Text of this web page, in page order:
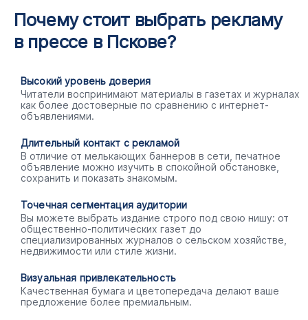
Почему стоит выбрать рекламу
в прессе в Пскове?
Высокий уровень доверия
Читатели воспринимают материалы в газетах и журналах
как более достоверные по сравнению с интернет-
объявлениями.
Длительный контакт с рекламой
В отличие от мелькающих баннеров в сети, печатное
объявление можно изучить в спокойной обстановке,
сохранить и показать знакомым.
Точечная сегментация аудитории
Вы можете выбрать издание строго под свою нишу: от
общественно-политических газет до
специализированных журналов о сельском хозяйстве,
недвижимости или стиле жизни.
Визуальная привлекательность
Качественная бумага и цветопередача делают ваше
предложение более премиальным.